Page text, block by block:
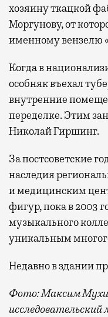
хозяину ткацкой
Моргунову, от
именному вензелю
Когда в
особняк въехал
внутренние
переделке. Этим
Николай Гиршинг.
За постсоветские
наследия
и медицинским
фигур, пока в 2003
музыкального
уникальным
Недавно в здании
Фото: Максим